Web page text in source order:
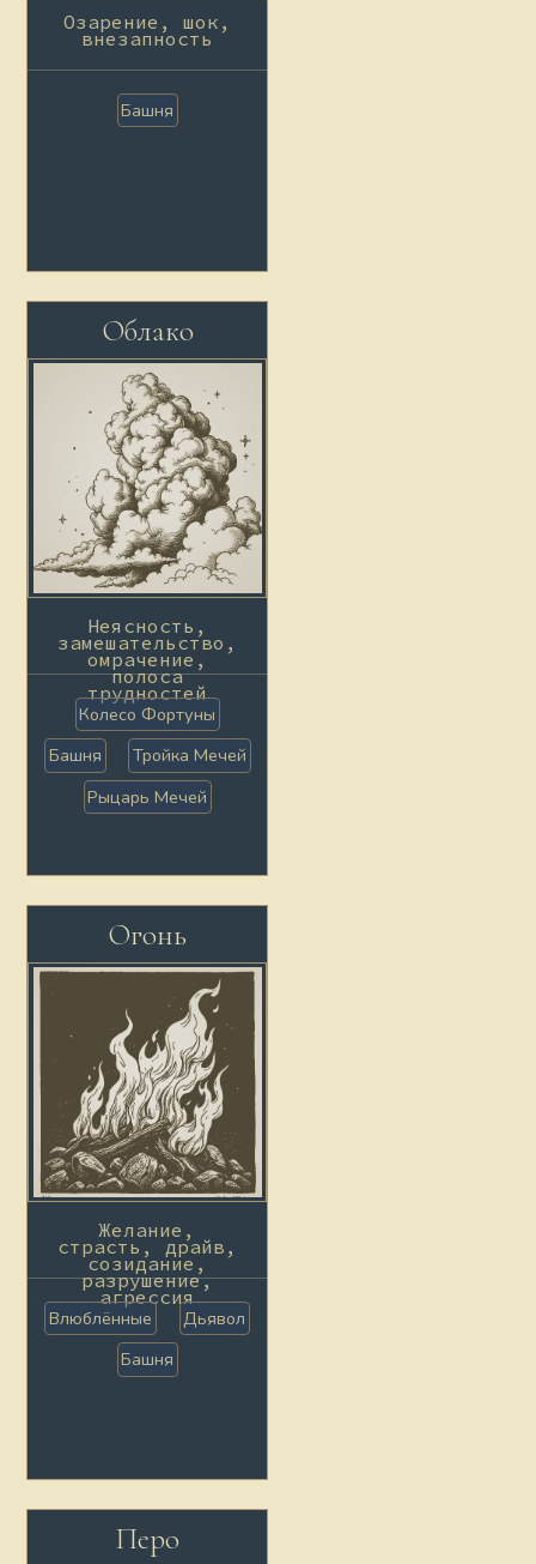
Озарение, шок,
внезапность
Башня
Облако
Неясность,
замешательство,
омрачение,
полоса
трудностей
Колесо Фортуны
Башня
Тройка Мечей
Рыцарь Мечей
Огонь
Желание,
страсть, драйв,
созидание,
разрушение,
агрессия
Влюблённые
Дьявол
Башня
Перо